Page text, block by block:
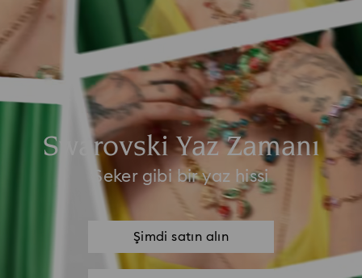
Swarovski Yaz Zamanı
Şeker gibi bir yaz hissi
Şimdi satın alın